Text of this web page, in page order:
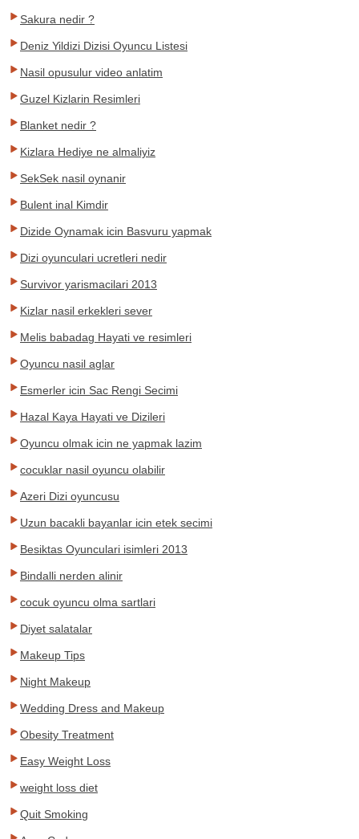
Sakura nedir ?
Deniz Yildizi Dizisi Oyuncu Listesi
Nasil opusulur video anlatim
Guzel Kizlarin Resimleri
Blanket nedir ?
Kizlara Hediye ne almaliyiz
SekSek nasil oynanir
Bulent inal Kimdir
Dizide Oynamak icin Basvuru yapmak
Dizi oyunculari ucretleri nedir
Survivor yarismacilari 2013
Kizlar nasil erkekleri sever
Melis babadag Hayati ve resimleri
Oyuncu nasil aglar
Esmerler icin Sac Rengi Secimi
Hazal Kaya Hayati ve Dizileri
Oyuncu olmak icin ne yapmak lazim
cocuklar nasil oyuncu olabilir
Azeri Dizi oyuncusu
Uzun bacakli bayanlar icin etek secimi
Besiktas Oyunculari isimleri 2013
Bindalli nerden alinir
cocuk oyuncu olma sartlari
Diyet salatalar
Makeup Tips
Night Makeup
Wedding Dress and Makeup
Obesity Treatment
Easy Weight Loss
weight loss diet
Quit Smoking